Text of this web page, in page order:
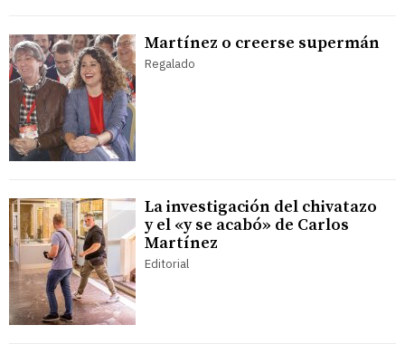
Martínez o creerse supermán
Regalado
La investigación del chivatazo
y el «y se acabó» de Carlos
Martínez
Editorial